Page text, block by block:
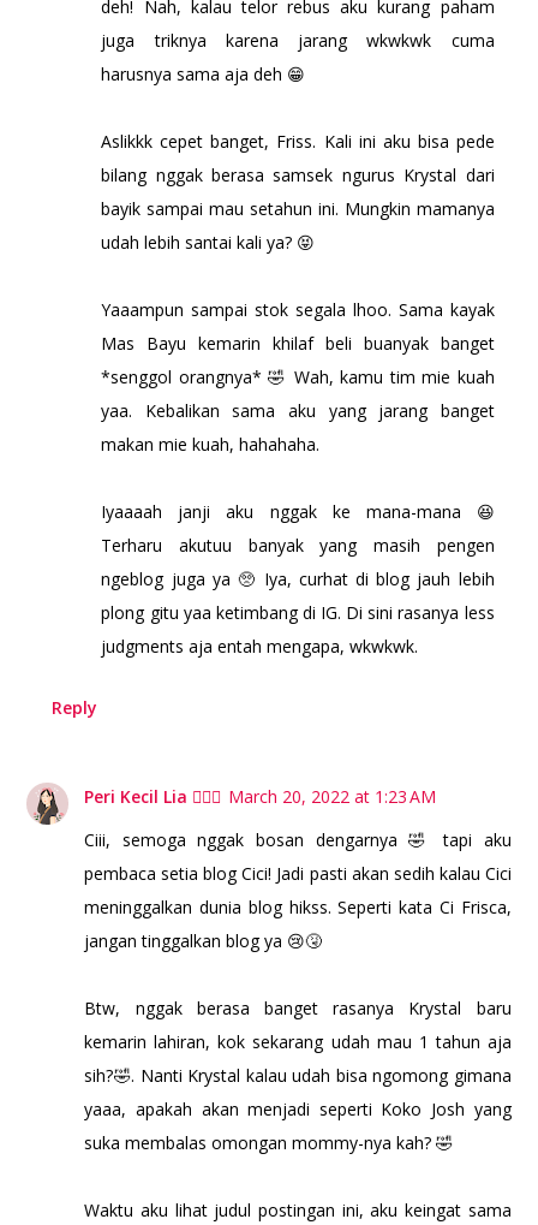
deh! Nah, kalau telor rebus aku kurang paham
juga triknya karena jarang wkwkwk cuma
harusnya sama aja deh 😁
Aslikkk cepet banget, Friss. Kali ini aku bisa pede
bilang nggak berasa samsek ngurus Krystal dari
bayik sampai mau setahun ini. Mungkin mamanya
udah lebih santai kali ya? 😝
Yaaampun sampai stok segala lhoo. Sama kayak
Mas Bayu kemarin khilaf beli buanyak banget
*senggol orangnya* 🤣 Wah, kamu tim mie kuah
yaa. Kebalikan sama aku yang jarang banget
makan mie kuah, hahahaha.
Iyaaaah janji aku nggak ke mana-mana 😆
Terharu akutuu banyak yang masih pengen
ngeblog juga ya 🥺 Iya, curhat di blog jauh lebih
plong gitu yaa ketimbang di IG. Di sini rasanya less
judgments aja entah mengapa, wkwkwk.
Reply
Peri Kecil Lia 🧚🏻‍♀️ March 20, 2022 at 1:23 AM
Ciii, semoga nggak bosan dengarnya 🤣 tapi aku
pembaca setia blog Cici! Jadi pasti akan sedih kalau Cici
meninggalkan dunia blog hikss. Seperti kata Ci Frisca,
jangan tinggalkan blog ya 😢🤧
Btw, nggak berasa banget rasanya Krystal baru
kemarin lahiran, kok sekarang udah mau 1 tahun aja
sih?🤣. Nanti Krystal kalau udah bisa ngomong gimana
yaaa, apakah akan menjadi seperti Koko Josh yang
suka membalas omongan mommy-nya kah? 🤣
Waktu aku lihat judul postingan ini, aku keingat sama